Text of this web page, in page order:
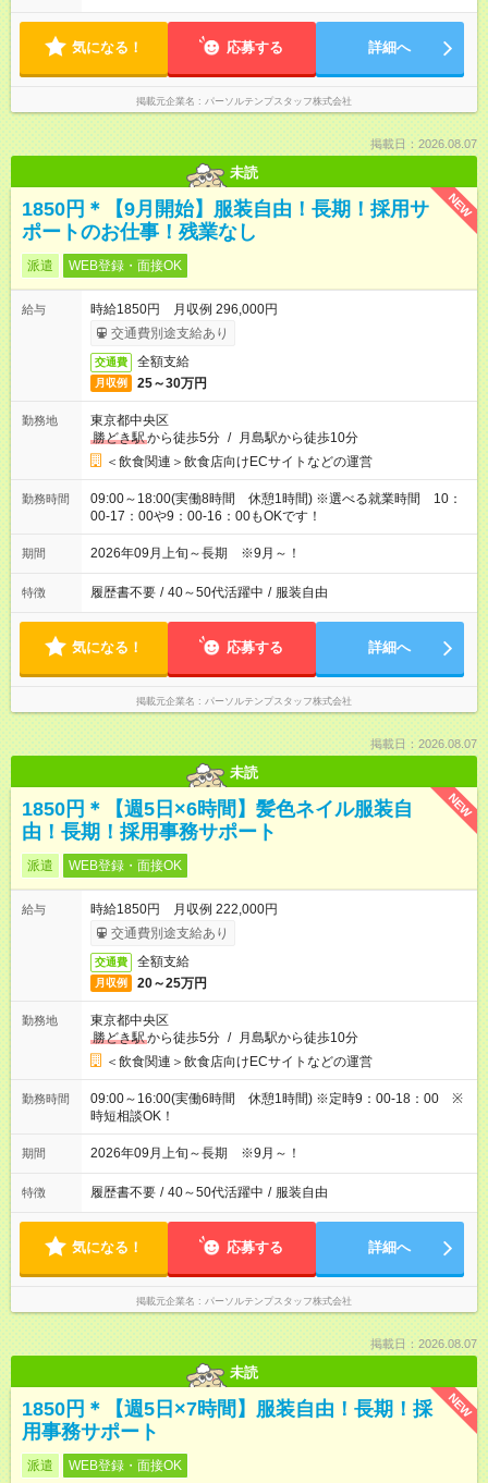
気になる！ 応募する 詳細へ
掲載元企業名 パーソルテンプスタッフ株式会社
掲載日：2026.08.07
未読
NEW
1850円＊【9月開始】服装自由！長期！採用サ
ポートのお仕事！残業なし
派遣 WEB登録・面接OK
給与
時給1850円 月収例 296,000円
交通費別途支給あり
交通費 全額支給
月収例 25～30万円
勤務地
東京都中央区
勝どき駅から徒歩5分 / 月島駅から徒歩10分
＜飲食関連＞飲食店向けECサイトなどの運営
勤務時間
09:00～18:00(実働8時間 休憩1時間) ※選べる就業時間 10：
00-17：00や9：00-16：00もOKです！
期間 2026年09月上旬～長期 ※9月～！
特徴 履歴書不要 / 40～50代活躍中 / 服装自由
気になる！ 応募する 詳細へ
掲載元企業名 パーソルテンプスタッフ株式会社
掲載日：2026.08.07
未読
NEW
1850円＊【週5日×6時間】髪色ネイル服装自
由！長期！採用事務サポート
派遣 WEB登録・面接OK
給与
時給1850円 月収例 222,000円
交通費別途支給あり
交通費 全額支給
月収例 20～25万円
勤務地
東京都中央区
勝どき駅から徒歩5分 / 月島駅から徒歩10分
＜飲食関連＞飲食店向けECサイトなどの運営
勤務時間
09:00～16:00(実働6時間 休憩1時間) ※定時9：00-18：00 ※
時短相談OK！
期間 2026年09月上旬～長期 ※9月～！
特徴 履歴書不要 / 40～50代活躍中 / 服装自由
気になる！ 応募する 詳細へ
掲載元企業名 パーソルテンプスタッフ株式会社
掲載日：2026.08.07
未読
NEW
1850円＊【週5日×7時間】服装自由！長期！採
用事務サポート
派遣 WEB登録・面接OK